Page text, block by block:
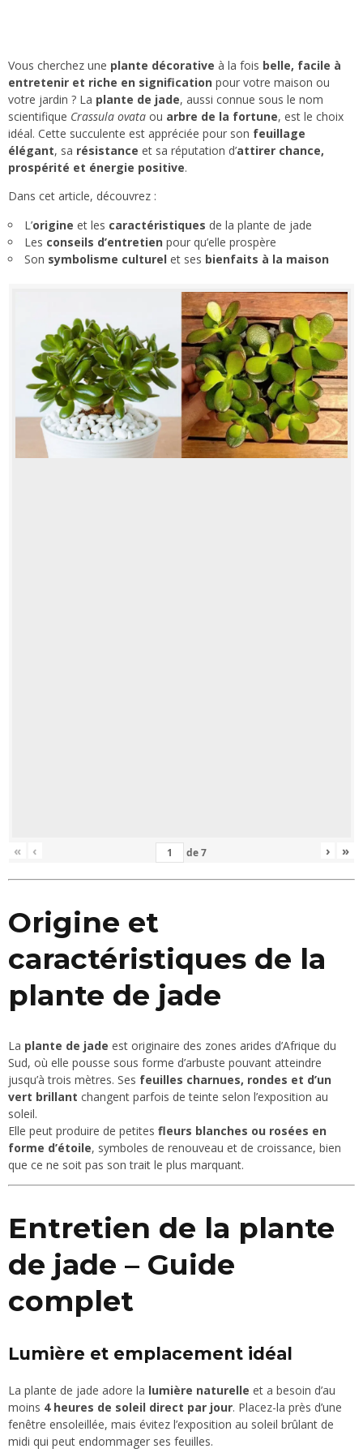
Vous cherchez une plante décorative à la fois belle, facile à
entretenir et riche en signification pour votre maison ou
votre jardin ? La plante de jade, aussi connue sous le nom
scientifique Crassula ovata ou arbre de la fortune, est le choix
idéal. Cette succulente est appréciée pour son feuillage
élégant, sa résistance et sa réputation d’attirer chance,
prospérité et énergie positive.
Dans cet article, découvrez :
L’origine et les caractéristiques de la plante de jade
Les conseils d’entretien pour qu’elle prospère
Son symbolisme culturel et ses bienfaits à la maison
« ‹ de7 › »
Origine et
caractéristiques de la
plante de jade
La plante de jade est originaire des zones arides d’Afrique du
Sud, où elle pousse sous forme d’arbuste pouvant atteindre
jusqu’à trois mètres. Ses feuilles charnues, rondes et d’un
vert brillant changent parfois de teinte selon l’exposition au
soleil.
Elle peut produire de petites fleurs blanches ou rosées en
forme d’étoile, symboles de renouveau et de croissance, bien
que ce ne soit pas son trait le plus marquant.
Entretien de la plante
de jade – Guide
complet
Lumière et emplacement idéal
La plante de jade adore la lumière naturelle et a besoin d’au
moins 4 heures de soleil direct par jour. Placez-la près d’une
fenêtre ensoleillée, mais évitez l’exposition au soleil brûlant de
midi qui peut endommager ses feuilles.